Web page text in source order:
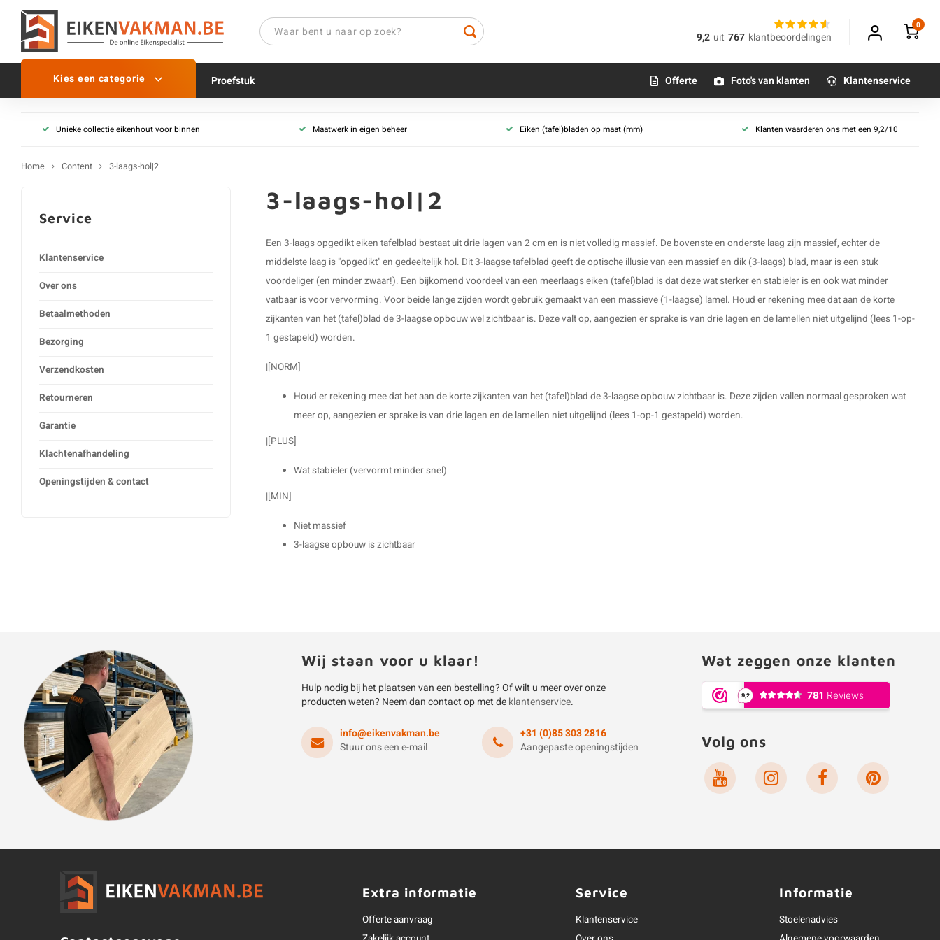
9,2 uit 767 klantbeoordelingen
0
Kies een categorie Proefstuk Offerte Foto's van klanten Klantenservice
Unieke collectie eikenhout voor binnen Maatwerk in eigen beheer Eiken (tafel)bladen op maat (mm) Klanten waarderen ons met een 9,2/10
Home Content 3-laags-hol|2
Service
Klantenservice
Over ons
Betaalmethoden
Bezorging
Verzendkosten
Retourneren
Garantie
Klachtenafhandeling
Openingstijden & contact
3-laags-hol|2
Een 3-laags opgedikt eiken tafelblad bestaat uit drie lagen van 2 cm en is niet volledig massief. De bovenste en onderste laag zijn massief, echter de
middelste laag is "opgedikt" en gedeeltelijk hol. Dit 3-laagse tafelblad geeft de optische illusie van een massief en dik (3-laags) blad, maar is een stuk
voordeliger (en minder zwaar!). Een bijkomend voordeel van een meerlaags eiken (tafel)blad is dat deze wat sterker en stabieler is en ook wat minder
vatbaar is voor vervorming. Voor beide lange zijden wordt gebruik gemaakt van een massieve (1-laagse) lamel. Houd er rekening mee dat aan de korte
zijkanten van het (tafel)blad de 3-laagse opbouw wel zichtbaar is. Deze valt op, aangezien er sprake is van drie lagen en de lamellen niet uitgelijnd (lees 1-op-
1 gestapeld) worden.
|[NORM]
Houd er rekening mee dat het aan de korte zijkanten van het (tafel)blad de 3-laagse opbouw zichtbaar is. Deze zijden vallen normaal gesproken wat
meer op, aangezien er sprake is van drie lagen en de lamellen niet uitgelijnd (lees 1-op-1 gestapeld) worden.
|[PLUS]
Wat stabieler (vervormt minder snel)
|[MIN]
Niet massief
3-laagse opbouw is zichtbaar
Wij staan voor u klaar!
Hulp nodig bij het plaatsen van een bestelling? Of wilt u meer over onze
producten weten? Neem dan contact op met deklantenservice.
info@eikenvakman.be
Stuur ons een e-mail
+31 (0)85 303 2816
Aangepaste openingstijden
Wat zeggen onze klanten
Volg ons
Extra informatie
Offerte aanvraag
Service
Klantenservice
Informatie
Stoelenadvies